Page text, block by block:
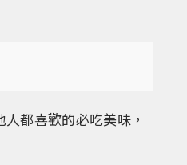
都喜歡的必吃美味，